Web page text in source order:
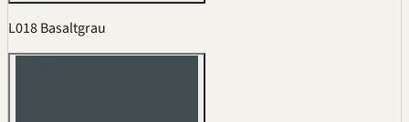
L018 Basaltgrau